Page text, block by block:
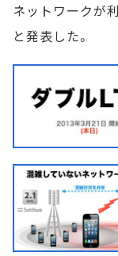
ネットワークが
と発表した。